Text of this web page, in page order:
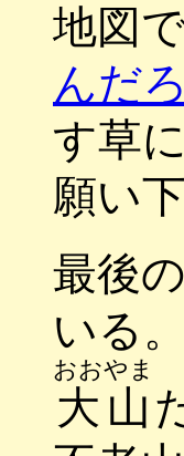
地図
んだ
す草
願い
最後
いる
大山
おおやま